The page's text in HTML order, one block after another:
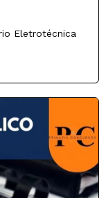
Eletrotécnica